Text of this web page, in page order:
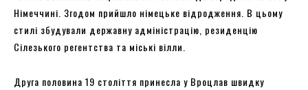
Німеччині. Згодом прийшло німецьке відродження. В цьому
стилі збудували державну адміністрацію, резиденцію
Сілезького регентства та міські вілли.
Друга половина 19 століття принесла у Вроцлав швидку